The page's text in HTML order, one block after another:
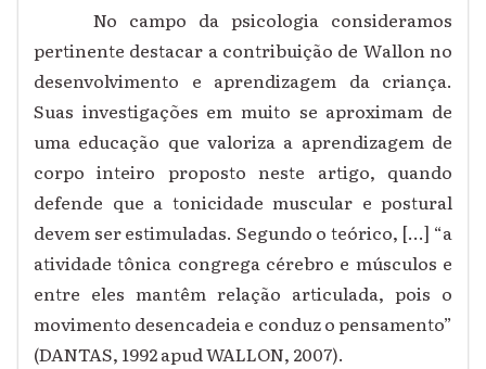
No campo da psicologia consideramos
pertinente destacar a contribuição de Wallon no
desenvolvimento e aprendizagem da criança.
Suas investigações em muito se aproximam de
uma educação que valoriza a aprendizagem de
corpo inteiro proposto neste artigo, quando
defende que a tonicidade muscular e postural
devem ser estimuladas. Segundo o teórico, [...] “a
atividade tônica congrega cérebro e músculos e
entre eles mantêm relação articulada, pois o
movimento desencadeia e conduz o pensamento”
(DANTAS, 1992 apud WALLON, 2007).